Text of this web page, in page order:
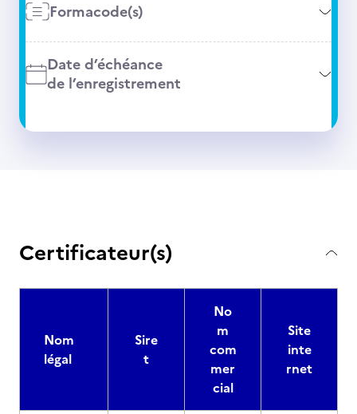
Formacode(s)
Date d’échéance
de l’enregistrement
Certificateur(s)
Nom
légal
Sire
t
No
m
com
mer
cial
Site
inte
rnet